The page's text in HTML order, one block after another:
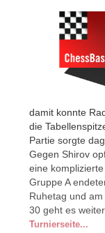
damit konnte
die
Partie sorgte
Gegen Shirov
eine
Gruppe A
Ruhetag und
30 geht es weiter.
Turnierseite...